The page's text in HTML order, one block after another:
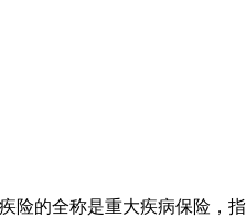
险的全称是重大疾病保险